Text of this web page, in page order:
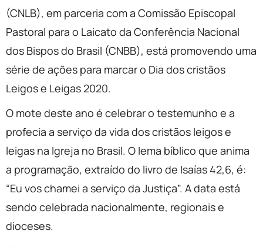
(CNLB), em parceria com a Comissão Episcopal
Pastoral para o Laicato da Conferência Nacional
dos Bispos do Brasil (CNBB), está promovendo uma
série de ações para marcar o Dia dos cristãos
Leigos e Leigas 2020.
O mote deste ano é celebrar o testemunho e a
profecia a serviço da vida dos cristãos leigos e
leigas na Igreja no Brasil. O lema bíblico que anima
a programação, extraído do livro de Isaías 42,6, é:
“Eu vos chamei a serviço da Justiça”. A data está
sendo celebrada nacionalmente, regionais e
dioceses.